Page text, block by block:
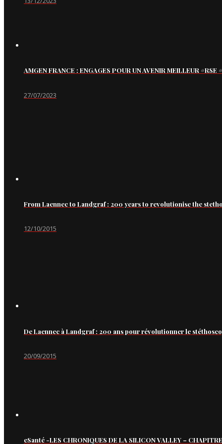
AMGEN FRANCE : ENGAGES POUR UN AVENIR MEILLEUR
27/07/2023
From Laennec to Landgraf : 200 years to revolutionise the
12/10/2015
De Laennec à Landgraf : 200 ans pour révolutionner le
20/09/2015
eSanté -LES CHRONIQUES DE LA SILICON VALLEY –